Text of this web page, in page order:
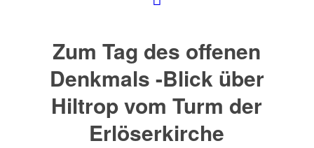
Zum Tag des offenen
Denkmals -Blick über
Hiltrop vom Turm der
Erlöserkirche